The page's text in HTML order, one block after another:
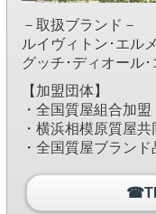
－取扱ブランド－
ルイヴィトン･エル
グッチ･ディオール･
【加盟団体】
・全国質屋組合加盟
・横浜相模原質屋
・全国質屋ブラン